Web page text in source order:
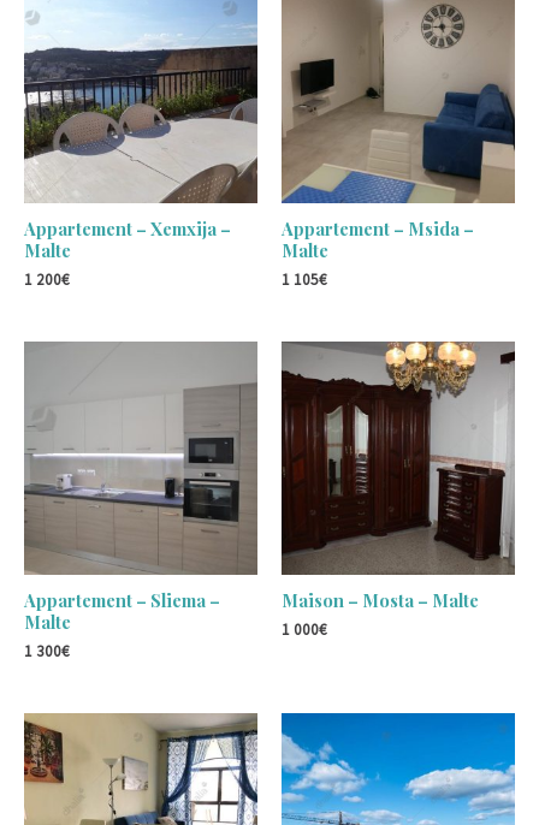
Appartement – Xemxija –
Malte
1 200€
Appartement – Msida –
Malte
1 105€
Appartement – Sliema –
Malte
1 300€
Maison – Mosta – Malte
1 000€